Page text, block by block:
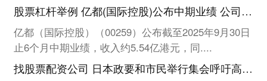
股票杠杆举例 亿都(国际控股)公布中期业绩 公司拥有人应占溢利约12.18亿港元同比增长约11.55倍
亿都（国际控股）（00259）公布截至2025年9月30日
止6个月中期业绩，收入约5.54亿港元，同....
找股票配资公司 日本政要和市民举行集会呼吁高市撤回错误言论